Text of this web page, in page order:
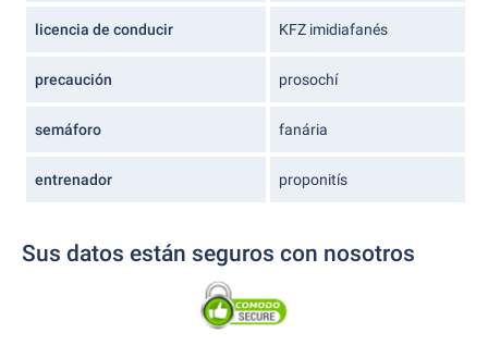
licencia de conducir KFZ imidiafanés
precaución prosochí
semáforo fanária
entrenador proponitís
Sus datos están seguros con nosotros